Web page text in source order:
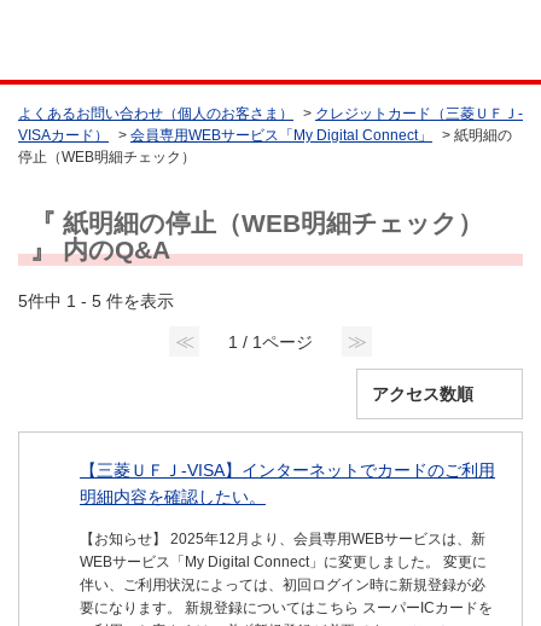
よくあるお問い合わせ（個人のお客さま） > クレジットカード（三菱ＵＦＪ-
VISAカード）
> 会員専用WEBサービス「My Digital Connect」 > 紙明細の
停止（WEB明細チェック）
『 紙明細の停止（WEB明細チェック）
』 内のQ&A
5件中 1 - 5 件を表示
≪ 1 / 1ページ ≫
【三菱ＵＦＪ-VISA】インターネットでカードのご利用
明細内容を確認したい。
【お知らせ】 2025年12月より、会員専用WEBサービスは、新
WEBサービス「My Digital Connect」に変更しました。 変更に
伴い、ご利用状況によっては、初回ログイン時に新規登録が必
要になります。 新規登録についてはこちら スーパーICカードを